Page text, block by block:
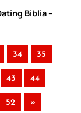
Biblia –
34 35
43 44
52 »